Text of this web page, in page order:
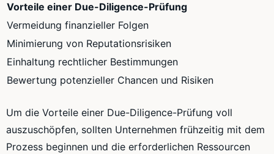
Vorteile einer Due-Diligence-Prüfung
Vermeidung finanzieller Folgen
Minimierung von Reputationsrisiken
Einhaltung rechtlicher Bestimmungen
Bewertung potenzieller Chancen und Risiken
Um die Vorteile einer Due-Diligence-Prüfung voll
auszuschöpfen, sollten Unternehmen frühzeitig mit dem
Prozess beginnen und die erforderlichen Ressourcen